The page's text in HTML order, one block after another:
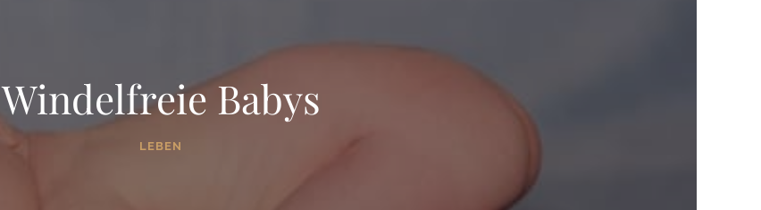
Windelfreie Babys
LEBEN